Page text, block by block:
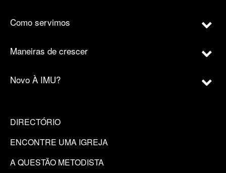
Como servimos
Maneiras de crescer
Novo À IMU?
DIRECTÓRIO
ENCONTRE UMA IGREJA
A QUESTÃO METODISTA